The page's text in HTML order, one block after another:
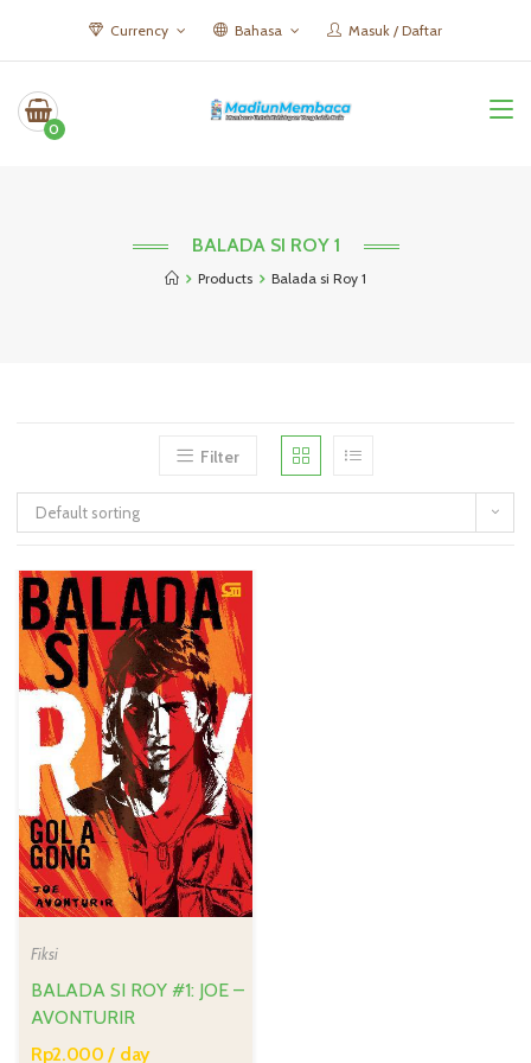
Currency Bahasa Masuk / Daftar
0
BALADA SI ROY 1
Products Balada si Roy 1
Filter
Default sorting
Fiksi
BALADA SI ROY #1: JOE –
AVONTURIR
Rp2.000 / day